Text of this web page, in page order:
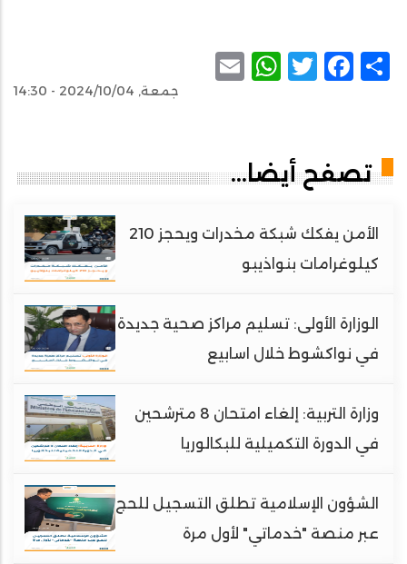
Share
Facebook
Twitter
WhatsApp
جمعة, 2024/10/04 - 14:30
تصفح أيضا...
الأمن يفكك شبكة مخدرات ويحجز 210
كيلوغرامات بنواذيبو
الوزارة الأولى: تسليم مراكز صحية جديدة
في نواكشوط خلال اسابيع
وزارة التربية: إلغاء امتحان 8 مترشحين
في الدورة التكميلية للبكالوريا
الشؤون الإسلامية تطلق التسجيل للحج
عبر منصة "خدماتي" لأول مرة